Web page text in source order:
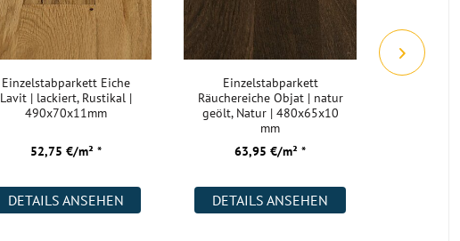
Einzelstabparkett Eiche
Lavit | lackiert, Rustikal |
490x70x11mm
52,75 €/m² *
DETAILS ANSEHEN
Einzelstabparkett
Räuchereiche Objat | natur
geölt, Natur | 480x65x10
mm
63,95 €/m² *
DETAILS ANSEHEN